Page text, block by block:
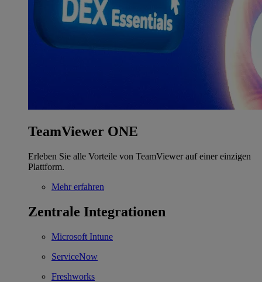
TeamViewer ONE
Erleben Sie alle Vorteile von TeamViewer auf einer einzigen
Plattform.
Mehr erfahren
Zentrale Integrationen
Microsoft Intune
ServiceNow
Freshworks